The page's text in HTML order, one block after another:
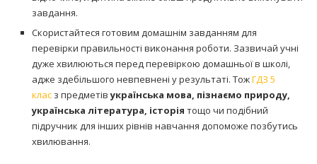
завдання.
Скористайтеся готовим домашнім завданням для
перевірки правильності виконання роботи. Зазвичай учні
дуже хвилюються перед перевіркою домашньої в школі,
адже здебільшого невпевнені у результаті. ТожГДЗ 5
клас з предметівукраїнська мова, пізнаємо природу,
українська література, історія тощо чи подібний
підручник для інших рівнів навчання допоможе позбутись
хвилювання.